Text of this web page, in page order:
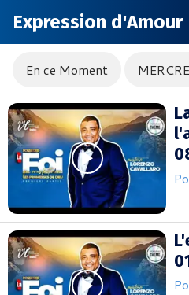
Expression d'Amour
En ce Moment